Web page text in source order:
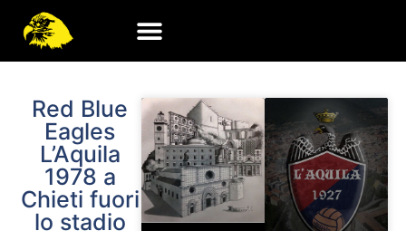
Red Blue
Eagles
L’Aquila
1978 a
Chieti fuori
lo stadio